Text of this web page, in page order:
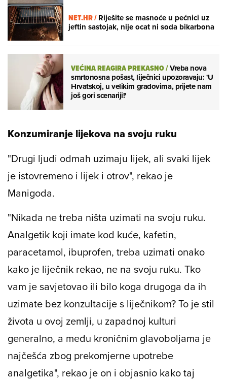
NET.HR /Riješite se masnoće u pećnici uz
jeftin sastojak, nije ocat ni soda bikarbona
VEĆINA REAGIRA PREKASNO/Vreba nova
smrtonosna pošast, liječnici upozoravaju: 'U
Hrvatskoj, u velikim gradovima, prijete nam
još gori scenariji!'
Konzumiranje lijekova na svoju ruku
"Drugi ljudi odmah uzimaju lijek, ali svaki lijek
je istovremeno i lijek i otrov", rekao je
Manigoda.
"Nikada ne treba ništa uzimati na svoju ruku.
Analgetik koji imate kod kuće, kafetin,
paracetamol, ibuprofen, treba uzimati onako
kako je liječnik rekao, ne na svoju ruku. Tko
vam je savjetovao ili bilo koga drugoga da ih
uzimate bez konzultacije s liječnikom? To je stil
života u ovoj zemlji, u zapadnoj kulturi
generalno, a među kroničnim glavoboljama je
najčešća zbog prekomjerne upotrebe
analgetika", rekao je on i objasnio kako taj